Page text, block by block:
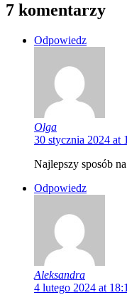
7 komentarzy
Odpowiedz
Olga
30 stycznia 2024 at
Najlepszy sposób
Odpowiedz
Aleksandra
4 lutego 2024 at